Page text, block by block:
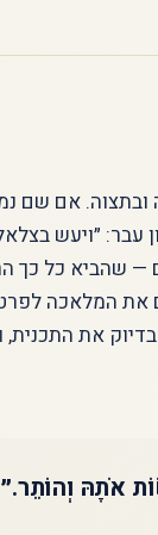
אם שם
עבר: ״ויעש
שהביא כל כך
את המלאכה
את
אֹתָהּ וְהוֹתֵר.״